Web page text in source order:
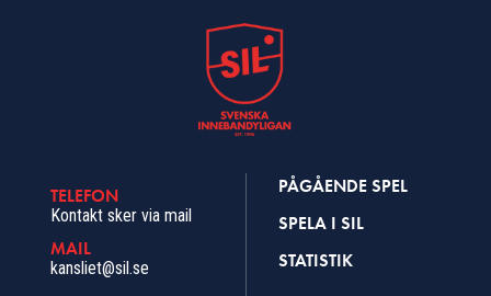
TELEFON
Kontakt sker via mail
MAIL
kansliet@sil.se
PÅGÅENDE SPEL
SPELA I SIL
STATISTIK